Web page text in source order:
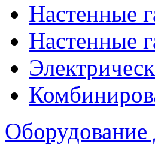
Настенные
Настенные
Оборудование